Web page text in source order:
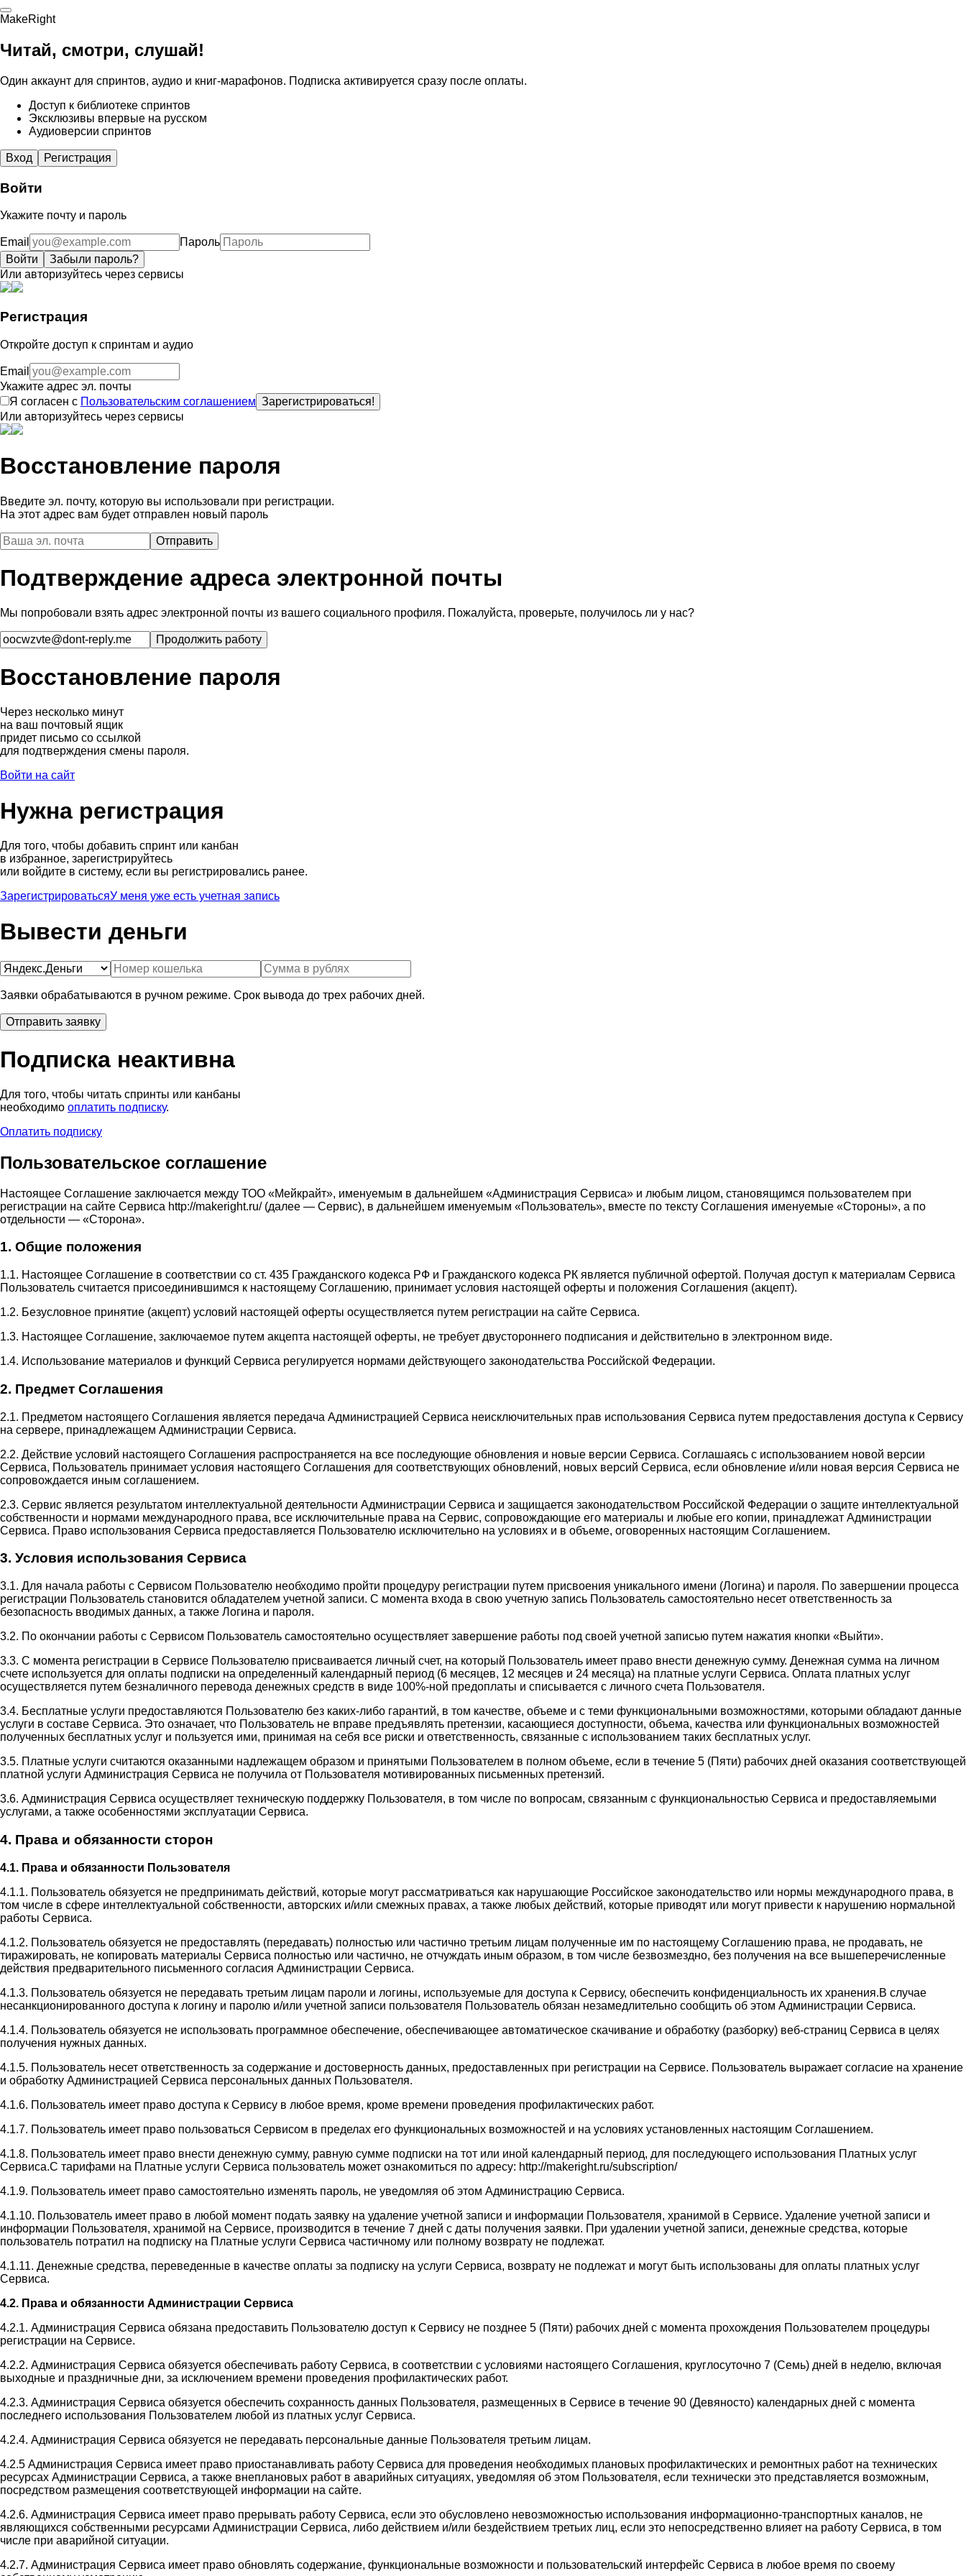
MakeRight
Читай, смотри, слушай!
Один аккаунт для спринтов, аудио и книг-марафонов. Подписка активируется сразу после оплаты.
Доступ к библиотеке спринтов
Эксклюзивы впервые на русском
Аудиоверсии спринтов
Вход Регистрация
Войти
Укажите почту и пароль
Email
Пароль
Войти
Забыли пароль?
Или авторизуйтесь через сервисы
Регистрация
Откройте доступ к спринтам и аудио
Email
Укажите адрес эл. почты
Я согласен с Пользовательским соглашением Зарегистрироваться!
Или авторизуйтесь через сервисы
Восстановление пароля
Введите эл. почту, которую вы использовали при регистрации.
На этот адрес вам будет отправлен новый пароль
Подтверждение адреса электронной почты
Мы попробовали взять адрес электронной почты из вашего социального профиля. Пожалуйста, проверьте, получилось ли у нас?
Восстановление пароля
Через несколько минут
на ваш почтовый ящик
придет письмо со ссылкой
для подтверждения смены пароля.
Войти на сайт
Нужна регистрация
Для того, чтобы добавить спринт или канбан
в избранное, зарегистрируйтесь
или войдите в систему, если вы регистрировались ранее.
ЗарегистрироватьсяУ меня уже есть учетная запись
Вывести деньги
Заявки обрабатываются в ручном режиме. Срок вывода до трех рабочих дней.
Подписка неактивна
Для того, чтобы читать спринты или канбаны
необходимо оплатить подписку.
Оплатить подписку
Пользовательское соглашение
Настоящее Соглашение заключается между ТОО «Мейкрайт», именуемым в дальнейшем «Администрация Сервиса» и любым лицом, становящимся пользователем при
регистрации на сайте Сервиса http://makeright.ru/ (далее — Сервис), в дальнейшем именуемым «Пользователь», вместе по тексту Соглашения именуемые «Стороны», а по
отдельности — «Сторона».
1. Общие положения
1.1. Настоящее Соглашение в соответствии со ст. 435 Гражданского кодекса РФ и Гражданского кодекса РК является публичной офертой. Получая доступ к материалам Сервиса
Пользователь считается присоединившимся к настоящему Соглашению, принимает условия настоящей оферты и положения Соглашения (акцепт).
1.2. Безусловное принятие (акцепт) условий настоящей оферты осуществляется путем регистрации на сайте Сервиса.
1.3. Настоящее Соглашение, заключаемое путем акцепта настоящей оферты, не требует двустороннего подписания и действительно в электронном виде.
1.4. Использование материалов и функций Сервиса регулируется нормами действующего законодательства Российской Федерации.
2. Предмет Соглашения
2.1. Предметом настоящего Соглашения является передача Администрацией Сервиса неисключительных прав использования Сервиса путем предоставления доступа к Сервису
на сервере, принадлежащем Администрации Сервиса.
2.2. Действие условий настоящего Соглашения распространяется на все последующие обновления и новые версии Сервиса. Соглашаясь с использованием новой версии
Сервиса, Пользователь принимает условия настоящего Соглашения для соответствующих обновлений, новых версий Сервиса, если обновление и/или новая версия Сервиса не
сопровождается иным соглашением.
2.3. Сервис является результатом интеллектуальной деятельности Администрации Сервиса и защищается законодательством Российской Федерации о защите интеллектуальной
собственности и нормами международного права, все исключительные права на Сервис, сопровождающие его материалы и любые его копии, принадлежат Администрации
Сервиса. Право использования Сервиса предоставляется Пользователю исключительно на условиях и в объеме, оговоренных настоящим Соглашением.
3. Условия использования Сервиса
3.1. Для начала работы с Сервисом Пользователю необходимо пройти процедуру регистрации путем присвоения уникального имени (Логина) и пароля. По завершении процесса
регистрации Пользователь становится обладателем учетной записи. С момента входа в свою учетную запись Пользователь самостоятельно несет ответственность за
безопасность вводимых данных, а также Логина и пароля.
3.2. По окончании работы с Сервисом Пользователь самостоятельно осуществляет завершение работы под своей учетной записью путем нажатия кнопки «Выйти».
3.3. С момента регистрации в Сервисе Пользователю присваивается личный счет, на который Пользователь имеет право внести денежную сумму. Денежная сумма на личном
счете используется для оплаты подписки на определенный календарный период (6 месяцев, 12 месяцев и 24 месяца) на платные услуги Сервиса. Оплата платных услуг
осуществляется путем безналичного перевода денежных средств в виде 100%-ной предоплаты и списывается с личного счета Пользователя.
3.4. Бесплатные услуги предоставляются Пользователю без каких-либо гарантий, в том качестве, объеме и с теми функциональными возможностями, которыми обладают данные
услуги в составе Сервиса. Это означает, что Пользователь не вправе предъявлять претензии, касающиеся доступности, объема, качества или функциональных возможностей
полученных бесплатных услуг и пользуется ими, принимая на себя все риски и ответственность, связанные с использованием таких бесплатных услуг.
3.5. Платные услуги считаются оказанными надлежащем образом и принятыми Пользователем в полном объеме, если в течение 5 (Пяти) рабочих дней оказания соответствующей
платной услуги Администрация Сервиса не получила от Пользователя мотивированных письменных претензий.
3.6. Администрация Сервиса осуществляет техническую поддержку Пользователя, в том числе по вопросам, связанным с функциональностью Сервиса и предоставляемыми
услугами, а также особенностями эксплуатации Сервиса.
4. Права и обязанности сторон
4.1. Права и обязанности Пользователя
4.1.1. Пользователь обязуется не предпринимать действий, которые могут рассматриваться как нарушающие Российское законодательство или нормы международного права, в
том числе в сфере интеллектуальной собственности, авторских и/или смежных правах, а также любых действий, которые приводят или могут привести к нарушению нормальной
работы Сервиса.
4.1.2. Пользователь обязуется не предоставлять (передавать) полностью или частично третьим лицам полученные им по настоящему Соглашению права, не продавать, не
тиражировать, не копировать материалы Сервиса полностью или частично, не отчуждать иным образом, в том числе безвозмездно, без получения на все вышеперечисленные
действия предварительного письменного согласия Администрации Сервиса.
4.1.3. Пользователь обязуется не передавать третьим лицам пароли и логины, используемые для доступа к Сервису, обеспечить конфиденциальность их хранения.В случае
несанкционированного доступа к логину и паролю и/или учетной записи пользователя Пользователь обязан незамедлительно сообщить об этом Администрации Сервиса.
4.1.4. Пользователь обязуется не использовать программное обеспечение, обеспечивающее автоматическое скачивание и обработку (разборку) веб-страниц Сервиса в целях
получения нужных данных.
4.1.5. Пользователь несет ответственность за содержание и достоверность данных, предоставленных при регистрации на Сервисе. Пользователь выражает согласие на хранение
и обработку Администрацией Сервиса персональных данных Пользователя.
4.1.6. Пользователь имеет право доступа к Сервису в любое время, кроме времени проведения профилактических работ.
4.1.7. Пользователь имеет право пользоваться Сервисом в пределах его функциональных возможностей и на условиях установленных настоящим Соглашением.
4.1.8. Пользователь имеет право внести денежную сумму, равную сумме подписки на тот или иной календарный период, для последующего использования Платных услуг
Сервиса.С тарифами на Платные услуги Сервиса пользователь может ознакомиться по адресу: http://makeright.ru/subscription/
4.1.9. Пользователь имеет право самостоятельно изменять пароль, не уведомляя об этом Администрацию Сервиса.
4.1.10. Пользователь имеет право в любой момент подать заявку на удаление учетной записи и информации Пользователя, хранимой в Сервисе. Удаление учетной записи и
информации Пользователя, хранимой на Сервисе, производится в течение 7 дней с даты получения заявки. При удалении учетной записи, денежные средства, которые
пользователь потратил на подписку на Платные услуги Сервиса частичному или полному возврату не подлежат.
4.1.11. Денежные средства, переведенные в качестве оплаты за подписку на услуги Сервиса, возврату не подлежат и могут быть использованы для оплаты платных услуг
Сервиса.
4.2. Права и обязанности Администрации Сервиса
4.2.1. Администрация Сервиса обязана предоставить Пользователю доступ к Сервису не позднее 5 (Пяти) рабочих дней с момента прохождения Пользователем процедуры
регистрации на Сервисе.
4.2.2. Администрация Сервиса обязуется обеспечивать работу Сервиса, в соответствии с условиями настоящего Соглашения, круглосуточно 7 (Семь) дней в неделю, включая
выходные и праздничные дни, за исключением времени проведения профилактических работ.
4.2.3. Администрация Сервиса обязуется обеспечить сохранность данных Пользователя, размещенных в Сервисе в течение 90 (Девяносто) календарных дней с момента
последнего использования Пользователем любой из платных услуг Сервиса.
4.2.4. Администрация Сервиса обязуется не передавать персональные данные Пользователя третьим лицам.
4.2.5 Администрация Сервиса имеет право приостанавливать работу Сервиса для проведения необходимых плановых профилактических и ремонтных работ на технических
ресурсах Администрации Сервиса, а также внеплановых работ в аварийных ситуациях, уведомляя об этом Пользователя, если технически это представляется возможным,
посредством размещения соответствующей информации на сайте.
4.2.6. Администрация Сервиса имеет право прерывать работу Сервиса, если это обусловлено невозможностью использования информационно-транспортных каналов, не
являющихся собственными ресурсами Администрации Сервиса, либо действием и/или бездействием третьих лиц, если это непосредственно влияет на работу Сервиса, в том
числе при аварийной ситуации.
4.2.7. Администрация Сервиса имеет право обновлять содержание, функциональные возможности и пользовательский интерфейс Сервиса в любое время по своему